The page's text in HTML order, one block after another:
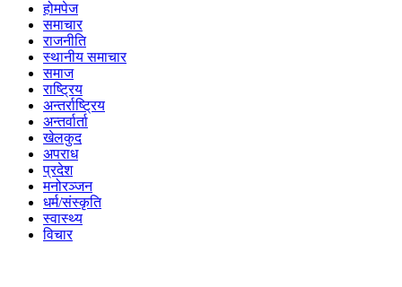
होमपेज
समाचार
राजनीति
स्थानीय समाचार
समाज
राष्ट्रिय
अन्तर्राष्ट्रिय
अन्तर्वार्ता
खेलकुद
अपराध
प्रदेश
मनोरञ्जन
धर्म/संस्कृति
स्वास्थ्य
विचार